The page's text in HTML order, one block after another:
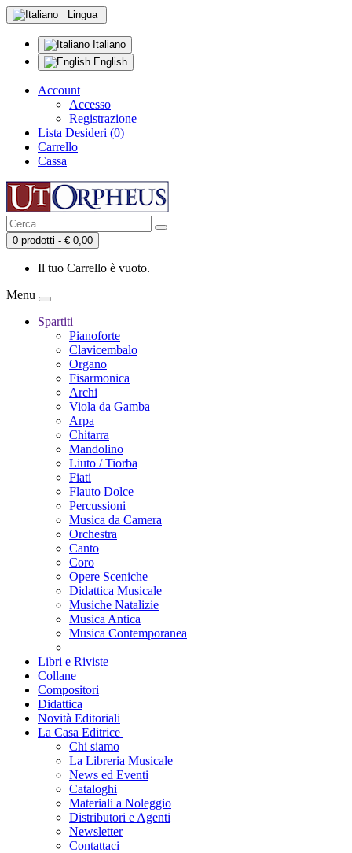
Lingua
Italiano
English
Account
Accesso
Registrazione
Lista Desideri (0)
Carrello
Cassa
0 prodotti - € 0,00
Il tuo Carrello è vuoto.
Menu
Spartiti
Pianoforte
Clavicembalo
Organo
Fisarmonica
Archi
Viola da Gamba
Arpa
Chitarra
Mandolino
Liuto / Tiorba
Fiati
Flauto Dolce
Percussioni
Musica da Camera
Orchestra
Canto
Coro
Opere Sceniche
Didattica Musicale
Musiche Natalizie
Musica Antica
Musica Contemporanea
Libri e Riviste
Collane
Compositori
Didattica
Novità Editoriali
La Casa Editrice
Chi siamo
La Libreria Musicale
News ed Eventi
Cataloghi
Materiali a Noleggio
Distributori e Agenti
Newsletter
Contattaci